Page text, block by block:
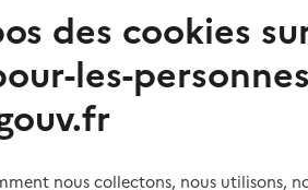
de l'annuaire
à domicile
service
des cookies
les-
nous collectons, nous utilisons,